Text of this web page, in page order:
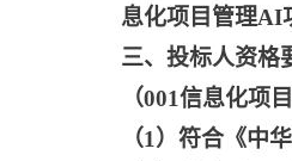
息化项目管理AI
三、投标人资格
（001信息化项
（1）符合《中